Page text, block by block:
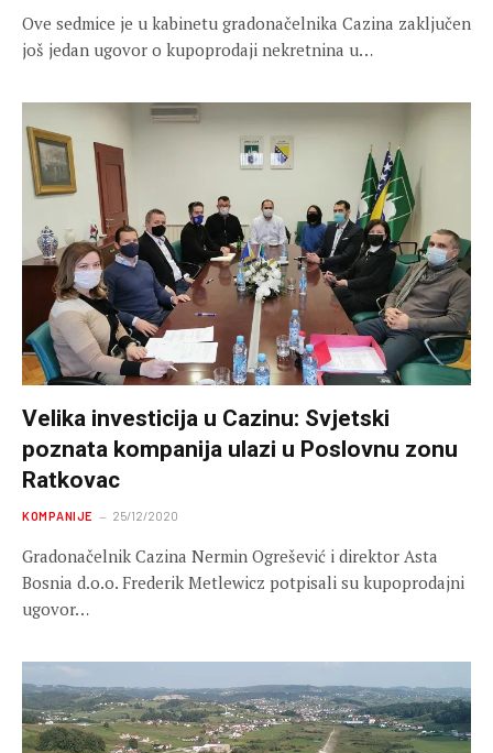
Ove sedmice je u kabinetu gradonačelnika Cazina zaključen
još jedan ugovor o kupoprodaji nekretnina u…
Velika investicija u Cazinu: Svjetski
poznata kompanija ulazi u Poslovnu zonu
Ratkovac
KOMPANIJE 25/12/2020
Gradonačelnik Cazina Nermin Ogrešević i direktor Asta
Bosnia d.o.o. Frederik Metlewicz potpisali su kupoprodajni
ugovor…